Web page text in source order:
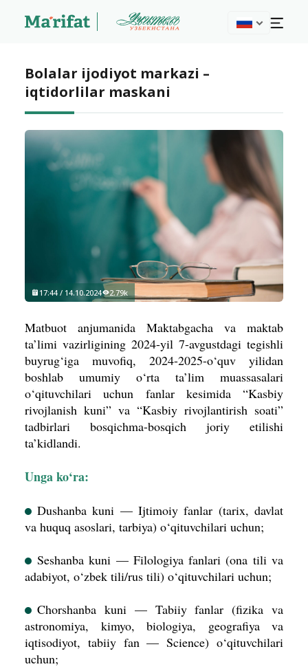
Bolalar ijodiyot markazi –
iqtidorlilar maskani
17:44 / 14.10.2024 2.79k
Matbuot anjumanida Maktabgacha va maktab
ta’limi vazirligining 2024-yil 7-avgustdagi tegishli
buyrug‘iga muvofiq, 2024-2025-o‘quv yilidan
boshlab umumiy o‘rta ta’lim muassasalari
o‘qituvchilari uchun fanlar kesimida “Kasbiy
rivojlanish kuni” va “Kasbiy rivojlantirish soati”
tadbirlari bosqichma-bosqich joriy etilishi
ta’kidlandi.
Unga ko‘ra:
Dushanba kuni — Ijtimoiy fanlar (tarix, davlat
va huquq asoslari, tarbiya) o‘qituvchilari uchun;
Seshanba kuni — Filologiya fanlari (ona tili va
adabiyot, o‘zbek tili/rus tili) o‘qituvchilari uchun;
Chorshanba kuni — Tabiiy fanlar (fizika va
astronomiya, kimyo, biologiya, geografiya va
iqtisodiyot, tabiiy fan — Science) o‘qituvchilari
uchun;